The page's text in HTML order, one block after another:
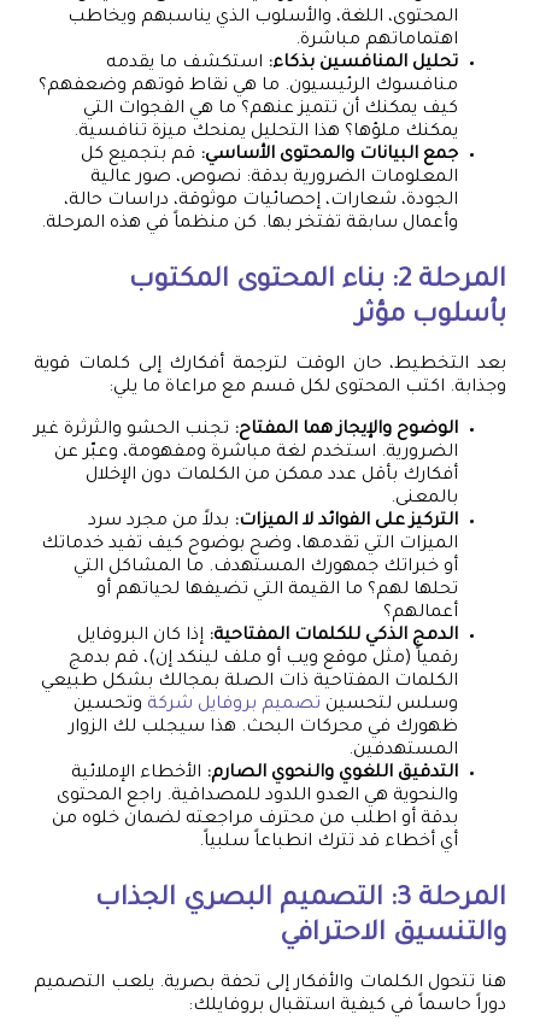
المحتوى، اللغة، والأسلوب الذي يناسبهم ويخاطب
اهتماماتهم مباشرة.
تحليل المنافسين بذكاء: استكشف ما يقدمه
منافسوك الرئيسيون. ما هي نقاط قوتهم وضعفهم؟
كيف يمكنك أن تتميز عنهم؟ ما هي الفجوات التي
يمكنك ملؤها؟ هذا التحليل يمنحك ميزة تنافسية.
جمع البيانات والمحتوى الأساسي: قم بتجميع كل
المعلومات الضرورية بدقة: نصوص، صور عالية
الجودة، شعارات، إحصائيات موثوقة، دراسات حالة،
وأعمال سابقة تفتخر بها. كن منظماً في هذه المرحلة.
المرحلة 2: بناء المحتوى المكتوب
بأسلوب مؤثر
بعد التخطيط، حان الوقت لترجمة أفكارك إلى كلمات قوية
وجذابة. اكتب المحتوى لكل قسم مع مراعاة ما يلي:
الوضوح والإيجاز هما المفتاح: تجنب الحشو والثرثرة غير
الضرورية. استخدم لغة مباشرة ومفهومة، وعبّر عن
أفكارك بأقل عدد ممكن من الكلمات دون الإخلال
بالمعنى.
التركيز على الفوائد لا الميزات: بدلاً من مجرد سرد
الميزات التي تقدمها، وضح بوضوح كيف تفيد خدماتك
أو خبراتك جمهورك المستهدف. ما المشاكل التي
تحلها لهم؟ ما القيمة التي تضيفها لحياتهم أو
أعمالهم؟
الدمج الذكي للكلمات المفتاحية: إذا كان البروفايل
رقمياً (مثل موقع ويب أو ملف لينكد إن)، قم بدمج
الكلمات المفتاحية ذات الصلة بمجالك بشكل طبيعي
وسلس لتحسين تصميم بروفايل شركة وتحسين
ظهورك في محركات البحث. هذا سيجلب لك الزوار
المستهدفين.
التدقيق اللغوي والنحوي الصارم: الأخطاء الإملائية
والنحوية هي العدو اللدود للمصداقية. راجع المحتوى
بدقة أو اطلب من محترف مراجعته لضمان خلوه من
أي أخطاء قد تترك انطباعاً سلبياً.
المرحلة 3: التصميم البصري الجذاب
والتنسيق الاحترافي
هنا تتحول الكلمات والأفكار إلى تحفة بصرية. يلعب التصميم
دوراً حاسماً في كيفية استقبال بروفايلك: